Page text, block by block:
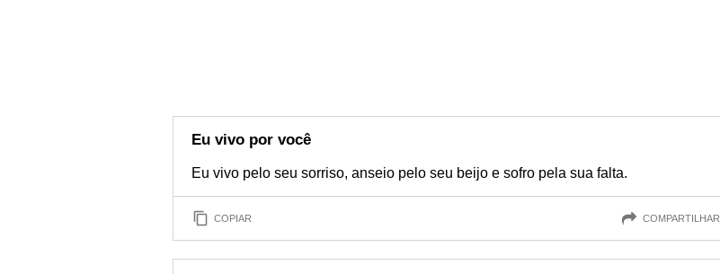
Eu vivo por você
Eu vivo pelo seu sorriso, anseio pelo seu beijo e sofro pela sua falta.
COPIAR COMPARTILHAR